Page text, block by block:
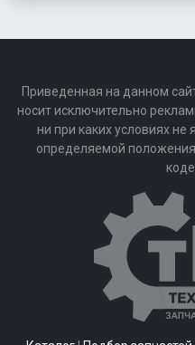
Приведенная на данном
носит исключительно
ни при каких условиях не
определяемой